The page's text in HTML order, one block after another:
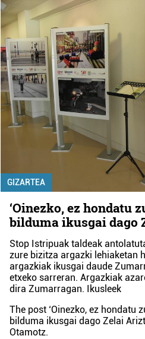
GIZARTEA
‘Oinezko, ez hondatu
bilduma ikusgai dago
Stop Istripuak taldeak
zure bizitza argazki lehiaketan
argazkiak ikusgai daude
etxeko sarreran. Argazkiak
dira Zumarragan. Ikusleek
The post ‘Oinezko, ez hondatu
bilduma ikusgai dago Zelai
Otamotz.